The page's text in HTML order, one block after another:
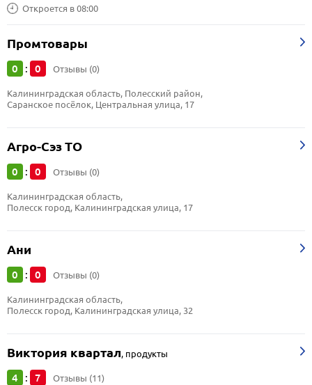
Откроется в 08:00
Промтовары
0 : 0 Отзывы (0)
Калининградская область, Полесский район,
Саранское посёлок, Центральная улица, 17
Агро-Сэз ТО
0 : 0 Отзывы (0)
Калининградская область,
Полесск город, Калининградская улица, 17
Ани
0 : 0 Отзывы (0)
Калининградская область,
Полесск город, Калининградская улица, 32
Виктория квартал, продукты
4 : 7 Отзывы (11)